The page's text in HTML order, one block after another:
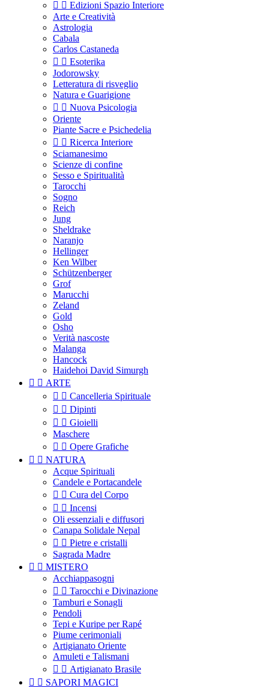
  Edizioni Spazio Interiore
Arte e Creatività
Astrologia
Cabala
Carlos Castaneda
  Esoterika
Jodorowsky
Letteratura di risveglio
Natura e Guarigione
  Nuova Psicologia
Oriente
Piante Sacre e Psichedelia
  Ricerca Interiore
Sciamanesimo
Scienze di confine
Sesso e Spiritualità
Tarocchi
Sogno
Reich
Jung
Sheldrake
Naranjo
Hellinger
Ken Wilber
Schützenberger
Grof
Marucchi
Zeland
Gold
Osho
Verità nascoste
Malanga
Hancock
Haidehoi David Simurgh
  ARTE
  Cancelleria Spirituale
  Dipinti
  Gioielli
Maschere
  Opere Grafiche
  NATURA
Acque Spirituali
Candele e Portacandele
  Cura del Corpo
  Incensi
Oli essenziali e diffusori
Canapa Solidale Nepal
  Pietre e cristalli
Sagrada Madre
  MISTERO
Acchiappasogni
  Tarocchi e Divinazione
Tamburi e Sonagli
Pendoli
Tepi e Kuripe per Rapé
Piume cerimoniali
Artigianato Oriente
Amuleti e Talismani
  Artigianato Brasile
  SAPORI MAGICI